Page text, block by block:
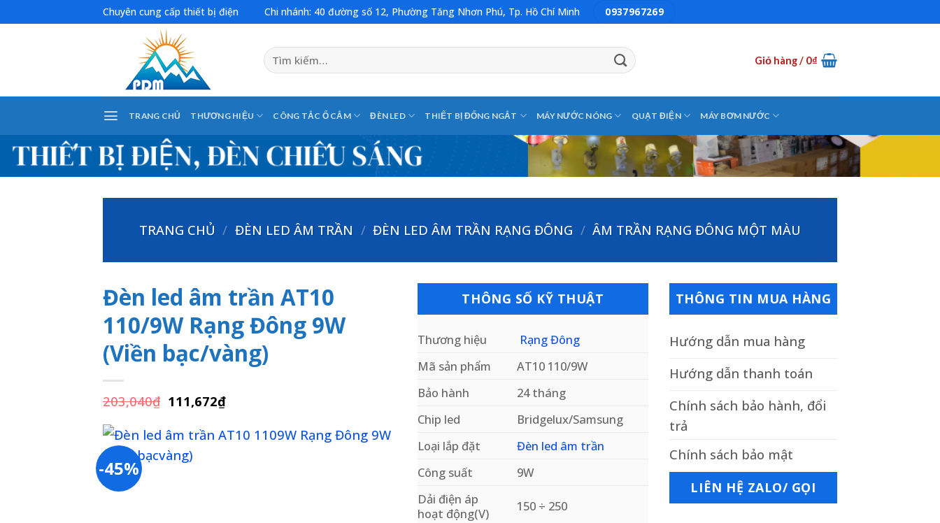
to
Chuyên cung cấp thiết bị điện Chi nhánh: 40 đường số 12, Phường Tăng Nhơn Phú, Tp. Hồ Chí Minh 0937967269
Tìm
kiếm:
Giỏ hàng / 0₫
TRANG CHỦ THƯƠNG HIỆU CÔNG TẮC Ổ CẮM ĐÈN LED THIẾT BỊ ĐỐNG NGẮT MÁY NƯỚC NÓNG QUẠT ĐIỆN MÁY BƠM NƯỚC
TRANG CHỦ / ĐÈN LED ÂM TRẦN / ĐÈN LED ÂM TRẦN RẠNG ĐÔNG / ÂM TRẦN RẠNG ĐÔNG MỘT MÀU
Đèn led âm trần AT10
110/9W Rạng Đông 9W
(Viền bạc/vàng)
203,040₫ Giá
203,040₫.
111,672₫Giá
là:
-45%
THÔNG SỐ KỸ THUẬT
Thương hiệu
Rạng Đông
Mã sản phẩm
AT10 110/9W
Bảo hành
24 tháng
Chip led
Bridgelux/Samsung
Loại lắp đặt
Đèn led âm trần
Công suất
9W
Dải điện áp
hoạt động(V)
150 ÷ 250
THÔNG TIN MUA HÀNG
Hướng dẫn mua hàng
Hướng dẫn thanh toán
Chính sách bảo hành, đổi
trả
Chính sách bảo mật
LIÊN HỆ ZALO/ GỌI